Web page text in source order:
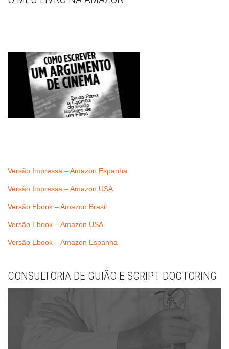
Versão Impressa – Amazon Espanha
Versão Impressa – Amazon USA
Versão Ebook – Amazon Brasil
Versão Ebook – Amazon USA
Versão Ebook – Amazon Espanha
CONSULTORIA DE GUIÃO E SCRIPT DOCTORING